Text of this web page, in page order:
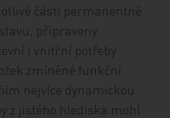
části permanentně
připraveny
i vnitřní potřeby
zmíněné funkční
nejvíce dynamickou
z jistého hlediska mohl